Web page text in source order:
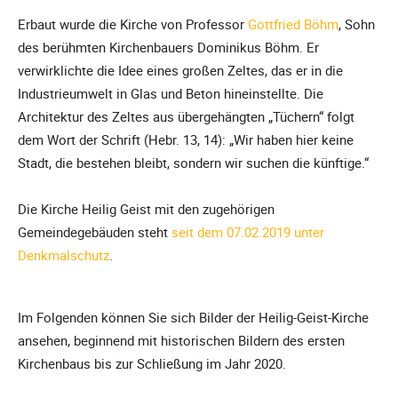
Erbaut wurde die Kirche von Professor Gottfried Böhm, Sohn
des berühmten Kirchenbauers Dominikus Böhm. Er
verwirklichte die Idee eines großen Zeltes, das er in die
Industrieumwelt in Glas und Beton hineinstellte. Die
Architektur des Zeltes aus übergehängten „Tüchern“ folgt
dem Wort der Schrift (Hebr. 13, 14): „Wir haben hier keine
Stadt, die bestehen bleibt, sondern wir suchen die künftige.“
Die Kirche Heilig Geist mit den zugehörigen
Gemeindegebäuden steht seit dem 07.02.2019 unter
Denkmalschutz.
Im Folgenden können Sie sich Bilder der Heilig-Geist-Kirche
ansehen, beginnend mit historischen Bildern des ersten
Kirchenbaus bis zur Schließung im Jahr 2020.